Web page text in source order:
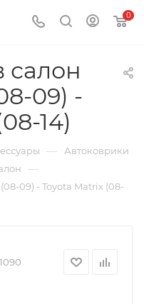
0
салон
09) -
14)
— Автоковрики
—
09) - Toyota Matrix (08-